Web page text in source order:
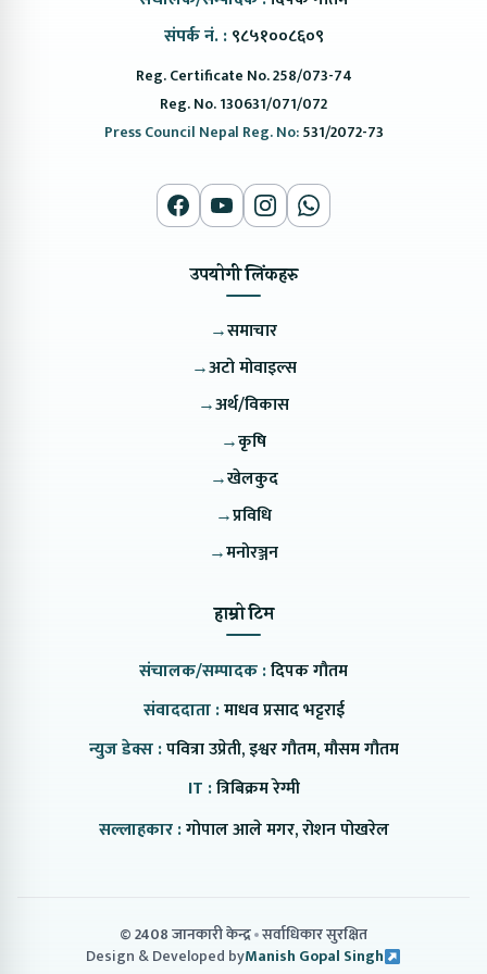
संपर्क नं. : ९८५१००८६०९
Reg. Certificate No. 258/073-74
Reg. No. 130631/071/072
Press Council Nepal Reg. No:531/2072-73
उपयोगी लिंकहरु
→समाचार
→अटो मोवाइल्स
→अर्थ/विकास
→कृषि
→खेलकुद
→प्रविधि
→मनोरञ्जन
हाम्रो टिम
संचालक/सम्पादक :दिपक गौतम
संवाददाता :माधव प्रसाद भट्टराई
न्युज डेक्स :पवित्रा उप्रेती, इश्वर गौतम, मौसम गौतम
IT :त्रिबिक्रम रेग्मी
सल्लाहकार :गोपाल आले मगर, रोशन पोखरेल
© 2408 जानकारी केन्द्र सर्वाधिकार सुरक्षित
Design & Developed byManish Gopal Singh